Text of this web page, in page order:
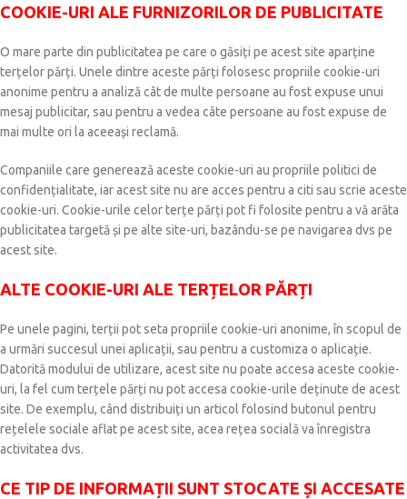
COOKIE-URI ALE FURNIZORILOR DE PUBLICITATE
O mare parte din publicitatea pe care o găsiți pe acest site aparține
terțelor părți. Unele dintre aceste părți folosesc propriile cookie-uri
anonime pentru a analiză cât de multe persoane au fost expuse unui
mesaj publicitar, sau pentru a vedea câte persoane au fost expuse de
mai multe ori la aceeași reclamă.
Companiile care generează aceste cookie-uri au propriile politici de
confidențialitate, iar acest site nu are acces pentru a citi sau scrie aceste
cookie-uri. Cookie-urile celor terțe părți pot fi folosite pentru a vă arăta
publicitatea targetă și pe alte site-uri, bazându-se pe navigarea dvs pe
acest site.
ALTE COOKIE-URI ALE TERȚELOR PĂRȚI
Pe unele pagini, terții pot seta propriile cookie-uri anonime, în scopul de
a urmări succesul unei aplicații, sau pentru a customiza o aplicație.
Datorită modului de utilizare, acest site nu poate accesa aceste cookie-
uri, la fel cum terțele părți nu pot accesa cookie-urile deținute de acest
site. De exemplu, când distribuiți un articol folosind butonul pentru
rețelele sociale aflat pe acest site, acea rețea socială va înregistra
activitatea dvs.
CE TIP DE INFORMAȚII SUNT STOCATE ȘI ACCESATE